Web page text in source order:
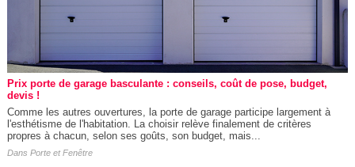
Prix porte de garage basculante : conseils, coût de pose, budget,
devis !
Comme les autres ouvertures, la porte de garage participe largement à
l'esthétisme de l'habitation. La choisir relève finalement de critères
propres à chacun, selon ses goûts, son budget, mais...
Dans Porte et Fenêtre